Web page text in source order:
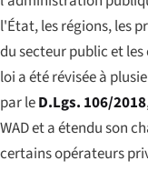
l'État, les régions, les
du secteur public et
loi a été révisée à
par leD.Lgs. 106/2018
WAD et a étendu son
certains opérateurs